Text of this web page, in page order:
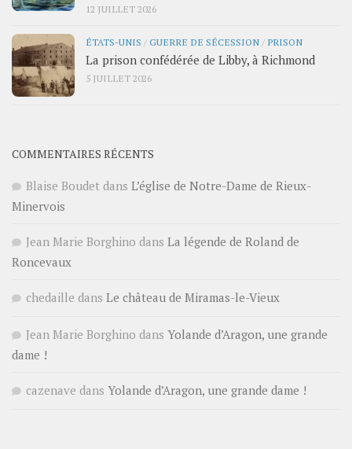
12 JUILLET 2026
ÉTATS-UNIS /GUERRE DE SÉCESSION / PRISON
La prison confédérée de Libby, à Richmond
5 JUILLET 2026
COMMENTAIRES RÉCENTS
Blaise Boudet dans L’église de Notre-Dame de Rieux-
Minervois
Jean Marie Borghino dans La légende de Roland de
Roncevaux
chedaille dans Le château de Miramas-le-Vieux
Jean Marie Borghino dans Yolande d’Aragon, une grande
dame !
cazenave dans Yolande d’Aragon, une grande dame !